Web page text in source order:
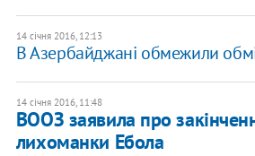
14 січня 2016, 12:13
В Азербайджані обмежили
14 січня 2016, 11:48
ВООЗ заявила про
лихоманки Ебола